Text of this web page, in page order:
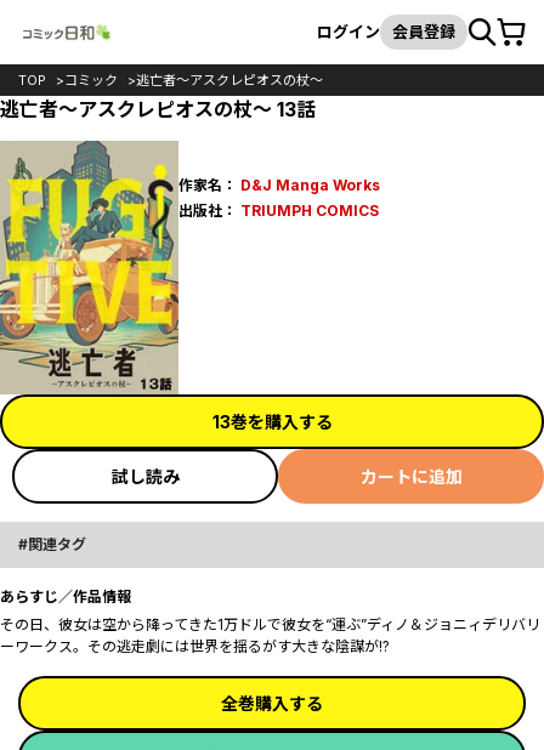
検索
ログイン 会員登録カート
TOP コミック 逃亡者～アスクレピオスの杖～
逃亡者～アスクレピオスの杖～ 13話
作家名： D&J Manga Works
出版社： TRIUMPH COMICS
13巻を購入する
試し読み カートに追加
関連タグ
あらすじ／作品情報
その日、彼女は空から降ってきた――1万ドルで彼女を“運ぶ”ディノ＆ジョニィデリバリ
ーワークス。その逃走劇には世界を揺るがす大きな陰謀が――!?
全巻購入する